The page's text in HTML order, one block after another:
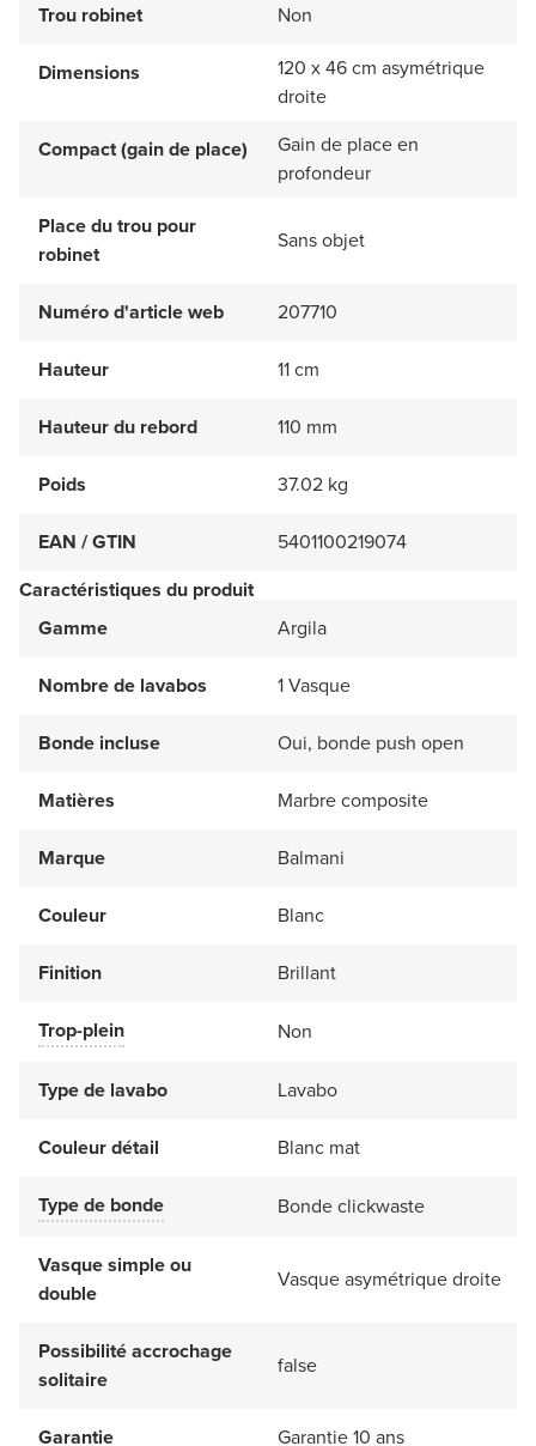
Trou robinet Non
Dimensions
120 x 46 cm asymétrique
droite
Compact (gain de place)
Gain de place en
profondeur
Place du trou pour
robinet
Sans objet
Numéro d'article web 207710
Hauteur 11 cm
Hauteur du rebord 110 mm
Poids 37.02 kg
EAN / GTIN
5401100219074
Caractéristiques du produit
Gamme
Argila
Nombre de lavabos 1 Vasque
Bonde incluse Oui, bonde push open
Matières Marbre composite
Marque Balmani
Couleur Blanc
Finition Brillant
Trop-plein Non
Type de lavabo Lavabo
Couleur détail Blanc mat
Type de bonde Bonde clickwaste
Vasque simple ou
double
Vasque asymétrique droite
Possibilité accrochage
solitaire
false
Garantie Garantie 10 ans